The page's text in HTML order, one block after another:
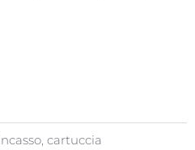
cartuccia